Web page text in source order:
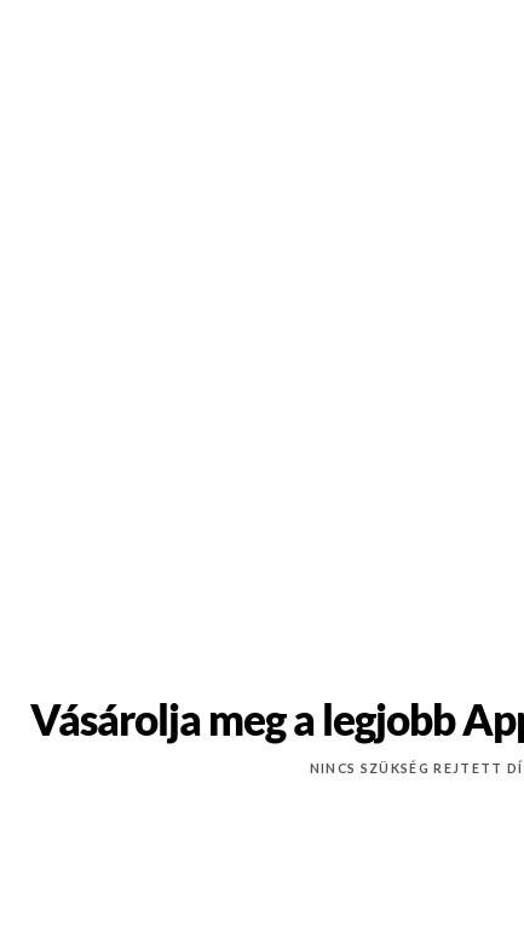
Vásárolja meg a legjobb
NINCS SZÜKSÉG REJTETT